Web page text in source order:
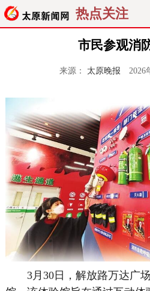
热点关注
市民参观消
来源： 太原晚报 2026
3月30日，解放路万达广场